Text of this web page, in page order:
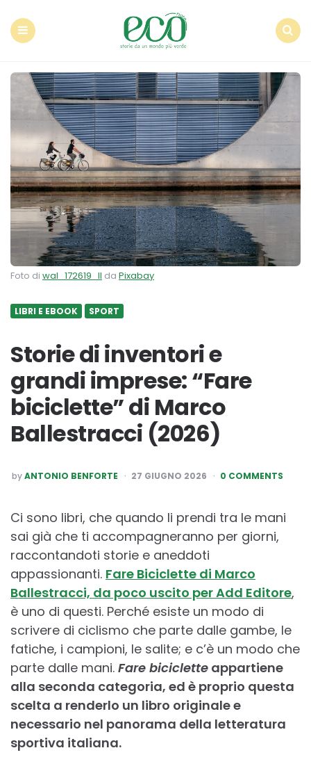
Foto di wal_172619_II da Pixabay
LIBRI E EBOOK SPORT
Storie di inventori e
grandi imprese: “Fare
biciclette” di Marco
Ballestracci (2026)
POSTED
BY
byANTONIO BENFORTE 27 GIUGNO 2026 0 COMMENTS
Ci sono libri, che quando li prendi tra le mani
sai già che ti accompagneranno per giorni,
raccontandoti storie e aneddoti
appassionanti. Fare Biciclette di Marco
Ballestracci, da poco uscito per Add Editore,
è uno di questi. Perché esiste un modo di
scrivere di ciclismo che parte dalle gambe, le
fatiche, i campioni, le salite; e c’è un modo che
parte dalle mani. Fare biciclette appartiene
alla seconda categoria, ed è proprio questa
scelta a renderlo un libro originale e
necessario nel panorama della letteratura
sportiva italiana.